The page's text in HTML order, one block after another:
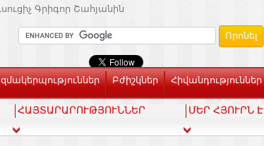
Գրիգոր Շահյանին
Բժիշկներ Հիվանդություններ
ՀԱՅՏԱՐԱՐՈՒԹՅՈՒՆՆԵՐ ՄԵՐ ՀՅՈՒՐՆ Է